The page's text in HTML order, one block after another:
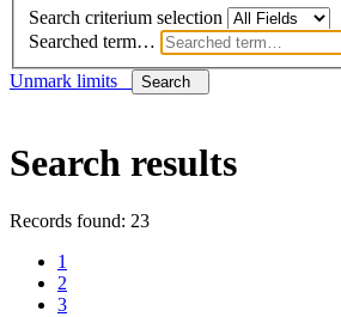
Search criterium selection
Searched term…
Unmark limits
Search
Search results
Records found: 23
1
2
3